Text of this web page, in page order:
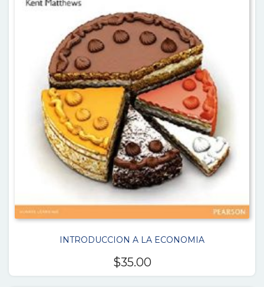
INTRODUCCION A LA ECONOMIA
$35.00